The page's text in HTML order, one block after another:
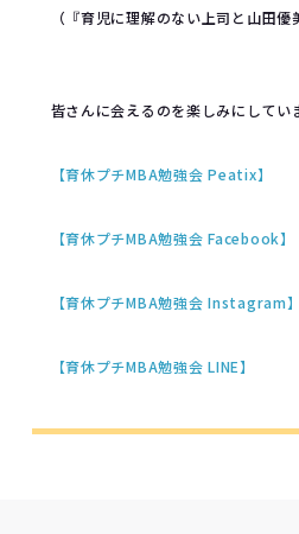
（『育児に理解のない上司と山田優
皆さんに会えるのを楽しみにしてい
【育休プチMBA勉強会 Peatix】
【育休プチMBA勉強会 Facebook】
【育休プチMBA勉強会 Instagram】
【育休プチMBA勉強会 LINE】